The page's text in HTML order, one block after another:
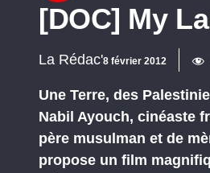
[DOC] My
La Rédac'8 février 2012
Une Terre, des
Nabil Ayouch, cinéaste
père musulman et de
propose un film